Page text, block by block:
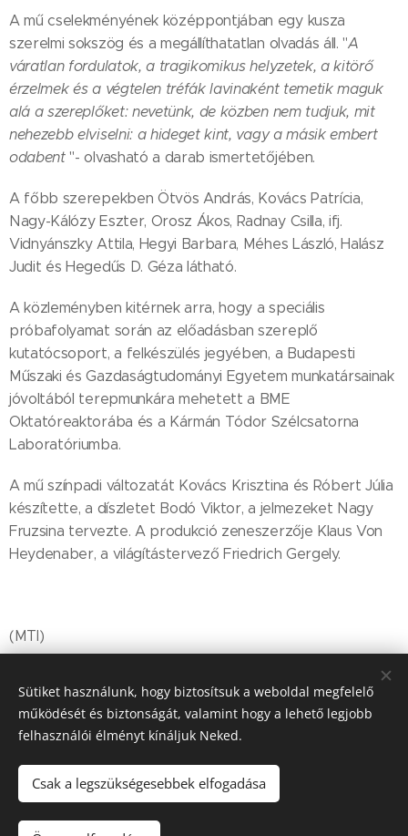
A mű cselekményének középpontjában egy kusza
szerelmi sokszög és a megállíthatatlan olvadás áll. "A
váratlan fordulatok, a tragikomikus helyzetek, a kitörő
érzelmek és a végtelen tréfák lavinaként temetik maguk
alá a szereplőket: nevetünk, de közben nem tudjuk, mit
nehezebb elviselni: a hideget kint, vagy a másik embert
odabent"- olvasható a darab ismertetőjében.
A főbb szerepekben Ötvös András, Kovács Patrícia,
Nagy-Kálózy Eszter, Orosz Ákos, Radnay Csilla, ifj.
Vidnyánszky Attila, Hegyi Barbara, Méhes László, Halász
Judit és Hegedűs D. Géza látható.
A közleményben kitérnek arra, hogy a speciális
próbafolyamat során az előadásban szereplő
kutatócsoport, a felkészülés jegyében, a Budapesti
Műszaki és Gazdaságtudományi Egyetem munkatársainak
jóvoltából terepmunkára mehetett a BME
Oktatóreaktorába és a Kármán Tódor Szélcsatorna
Laboratóriumba.
A mű színpadi változatát Kovács Krisztina és Róbert Júlia
készítette, a díszletet Bodó Viktor, a jelmezeket Nagy
Fruzsina tervezte. A produkció zeneszerzője Klaus Von
Heydenaber, a világítástervező Friedrich Gergely.
(MTI)
© 2025 BusinessJam - Business Jam
Sütiket használunk, hogy biztosítsuk a weboldal megfelelő
működését és biztonságát, valamint hogy a lehető legjobb
felhasználói élményt kínáljuk Neked.
Csak a legszükségesebbek elfogadása